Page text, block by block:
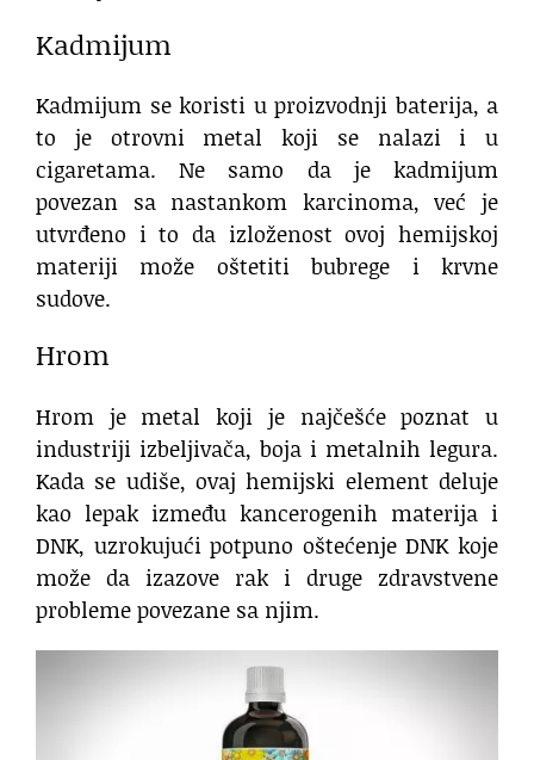
Kadmijum
Kadmijum se koristi u proizvodnji baterija, a
to je otrovni metal koji se nalazi i u
cigaretama. Ne samo da je kadmijum
povezan sa nastankom karcinoma, već je
utvrđeno i to da izloženost ovoj hemijskoj
materiji može oštetiti bubrege i krvne
sudove.
Hrom
Hrom je metal koji je najčešće poznat u
industriji izbeljivača, boja i metalnih legura.
Kada se udiše, ovaj hemijski element deluje
kao lepak između kancerogenih materija i
DNK, uzrokujući potpuno oštećenje DNK koje
može da izazove rak i druge zdravstvene
probleme povezane sa njim.